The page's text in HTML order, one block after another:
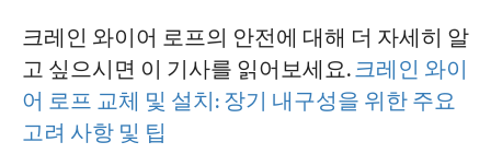
크레인 와이어 로프의 안전에 대해 더 자세히 알
고 싶으시면 이 기사를 읽어보세요.크레인 와이
어 로프 교체 및 설치: 장기 내구성을 위한 주요
고려 사항 및 팁